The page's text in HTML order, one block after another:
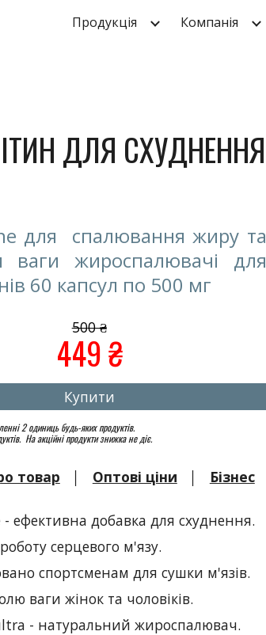
to navigationПродукція Компанія
ІТИН ДЛЯ СХУДНЕННЯ
для спалювання жиру та
ваги жироспалювачі для
60 капсул по 500 мг
500 ₴
449₴
Купити
2 одиниць будь-яких продуктів.
На акційні продукти знижка не діє.
товар │ Оптові ціни │ Бізнес
ефективна добавка для схуднення.
серцевого м'язу.
спортсменам для сушки м'язів.
ваги жінок та чоловіків.
- натуральний жироспалювач.